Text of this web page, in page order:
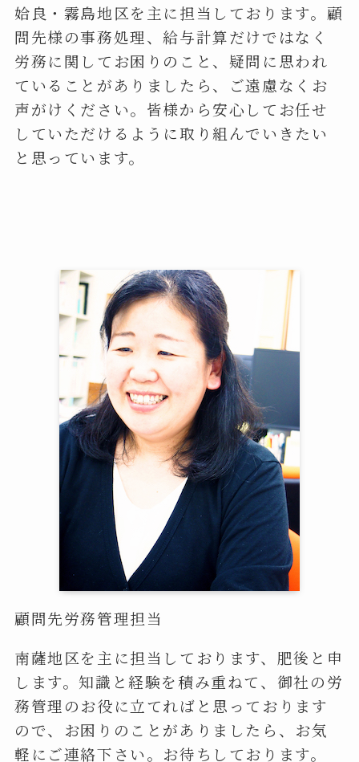
姶良・霧島地区を主に担当しております。顧
問先様の事務処理、給与計算だけではなく
労務に関してお困りのこと、疑問に思われ
ていることがありましたら、ご遠慮なくお
声がけください。皆様から安心してお任せ
していただけるように取り組んでいきたい
と思っています。
顧問先労務管理担当
南薩地区を主に担当しております、肥後と申
します。知識と経験を積み重ねて、御社の労
務管理のお役に立てればと思っております
ので、お困りのことがありましたら、お気
軽にご連絡下さい。お待ちしております。